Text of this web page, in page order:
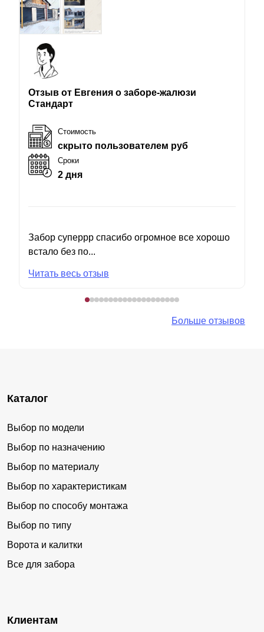
Отзыв от Евгения о заборе-жалюзи
Стандарт
Стоимость
скрыто пользователем руб
Сроки
2 дня
Забор суперрр спасибо огромное все хорошо
встало без по...
Читать весь отзыв
Больше отзывов
Каталог
Выбор по модели
Выбор по назначению
Выбор по материалу
Выбор по характеристикам
Выбор по способу монтажа
Выбор по типу
Ворота и калитки
Все для забора
Клиентам